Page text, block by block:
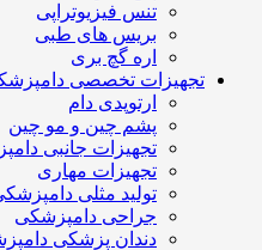
تنس فیزیوتراپی
بریس های طبی
اره گچ بری
تجهیزات تخصصی
ارتوپدی دام
پشم چین و مو چین
تجهیزات جانبی
تجهیزات مهاری
تولید مثلی
جراحی دامپزشکی
دندان پزشکی